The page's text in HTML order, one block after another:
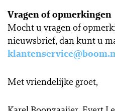
Vragen of opmerkingen
Mocht u vragen of
nieuwsbrief, dan kunt u
Met vriendelijke groet,